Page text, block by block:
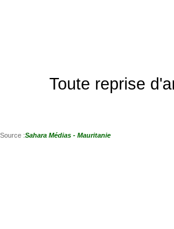
Toute reprise
Source :Sahara Médias - Mauritanie